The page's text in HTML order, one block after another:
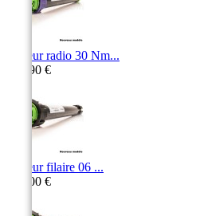
Moteur radio 30 Nm...
478,90 €
Moteur filaire 06 ...
335,00 €